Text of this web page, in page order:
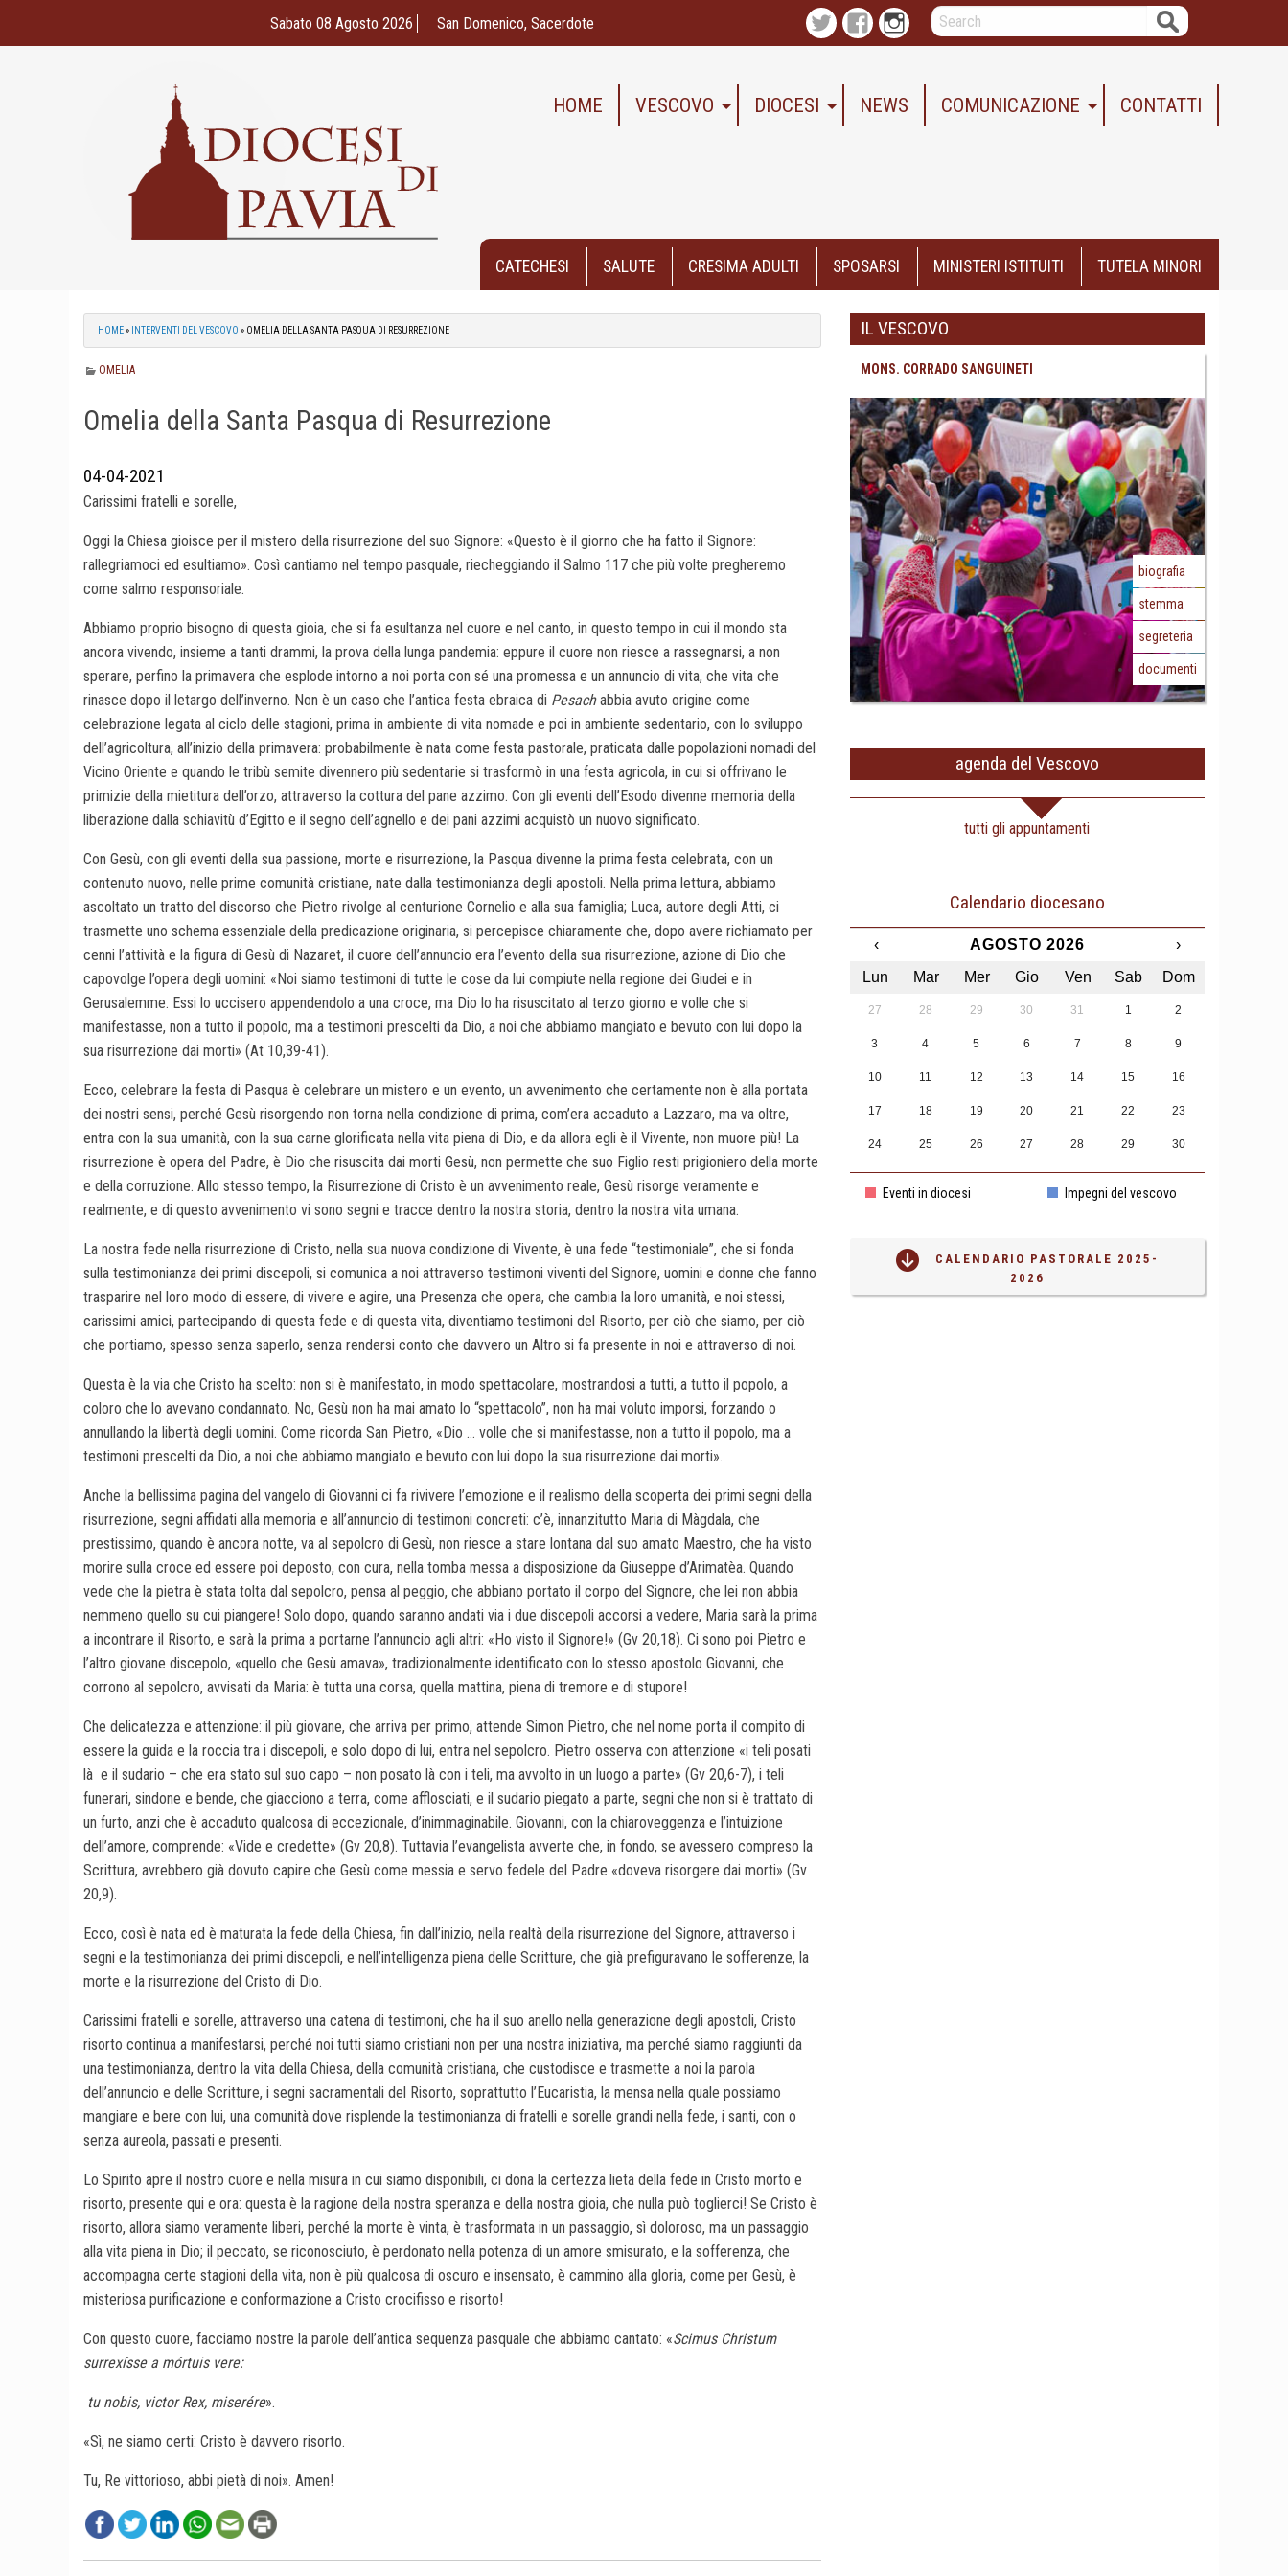
Sabato 08 Agosto 2026 San Domenico, Sacerdote TwitterFacebookInstagram Search
HOME VESCOVO DIOCESI NEWS COMUNICAZIONE CONTATTI
CATECHESI SALUTE CRESIMA ADULTI SPOSARSI MINISTERI ISTITUITI TUTELA MINORI
HOME» INTERVENTI DEL VESCOVO » OMELIA DELLA SANTA PASQUA DI RESURREZIONE
OMELIA
Omelia della Santa Pasqua di Resurrezione
04-04-2021
Carissimi fratelli e sorelle,
Oggi la Chiesa gioisce per il mistero della risurrezione del suo Signore: «Questo è il giorno che ha fatto il Signore:
rallegriamoci ed esultiamo». Così cantiamo nel tempo pasquale, riecheggiando il Salmo 117 che più volte pregheremo
come salmo responsoriale.
Abbiamo proprio bisogno di questa gioia, che si fa esultanza nel cuore e nel canto, in questo tempo in cui il mondo sta
ancora vivendo, insieme a tanti drammi, la prova della lunga pandemia: eppure il cuore non riesce a rassegnarsi, a non
sperare, perfino la primavera che esplode intorno a noi porta con sé una promessa e un annuncio di vita, che vita che
rinasce dopo il letargo dell’inverno. Non è un caso che l’antica festa ebraica di Pesachabbia avuto origine come
celebrazione legata al ciclo delle stagioni, prima in ambiente di vita nomade e poi in ambiente sedentario, con lo sviluppo
dell’agricoltura, all’inizio della primavera: probabilmente è nata come festa pastorale, praticata dalle popolazioni nomadi del
Vicino Oriente e quando le tribù semite divennero più sedentarie si trasformò in una festa agricola, in cui si offrivano le
primizie della mietitura dell’orzo, attraverso la cottura del pane azzimo. Con gli eventi dell’Esodo divenne memoria della
liberazione dalla schiavitù d’Egitto e il segno dell’agnello e dei pani azzimi acquistò un nuovo significato.
Con Gesù, con gli eventi della sua passione, morte e risurrezione, la Pasqua divenne la prima festa celebrata, con un
contenuto nuovo, nelle prime comunità cristiane, nate dalla testimonianza degli apostoli. Nella prima lettura, abbiamo
ascoltato un tratto del discorso che Pietro rivolge al centurione Cornelio e alla sua famiglia; Luca, autore degli Atti, ci
trasmette uno schema essenziale della predicazione originaria, si percepisce chiaramente che, dopo avere richiamato per
cenni l’attività e la figura di Gesù di Nazaret, il cuore dell’annuncio era l’evento della sua risurrezione, azione di Dio che
capovolge l’opera degli uomini: «Noi siamo testimoni di tutte le cose da lui compiute nella regione dei Giudei e in
Gerusalemme. Essi lo uccisero appendendolo a una croce, ma Dio lo ha risuscitato al terzo giorno e volle che si
manifestasse, non a tutto il popolo, ma a testimoni prescelti da Dio, a noi che abbiamo mangiato e bevuto con lui dopo la
sua risurrezione dai morti» (At 10,39-41).
Ecco, celebrare la festa di Pasqua è celebrare un mistero e un evento, un avvenimento che certamente non è alla portata
dei nostri sensi, perché Gesù risorgendo non torna nella condizione di prima, com’era accaduto a Lazzaro, ma va oltre,
entra con la sua umanità, con la sua carne glorificata nella vita piena di Dio, e da allora egli è il Vivente, non muore più! La
risurrezione è opera del Padre, è Dio che risuscita dai morti Gesù, non permette che suo Figlio resti prigioniero della morte
e della corruzione. Allo stesso tempo, la Risurrezione di Cristo è un avvenimento reale, Gesù risorge veramente e
realmente, e di questo avvenimento vi sono segni e tracce dentro la nostra storia, dentro la nostra vita umana.
La nostra fede nella risurrezione di Cristo, nella sua nuova condizione di Vivente, è una fede “testimoniale”, che si fonda
sulla testimonianza dei primi discepoli, si comunica a noi attraverso testimoni viventi del Signore, uomini e donne che fanno
trasparire nel loro modo di essere, di vivere e agire, una Presenza che opera, che cambia la loro umanità, e noi stessi,
carissimi amici, partecipando di questa fede e di questa vita, diventiamo testimoni del Risorto, per ciò che siamo, per ciò
che portiamo, spesso senza saperlo, senza rendersi conto che davvero un Altro si fa presente in noi e attraverso di noi.
Questa è la via che Cristo ha scelto: non si è manifestato, in modo spettacolare, mostrandosi a tutti, a tutto il popolo, a
coloro che lo avevano condannato. No, Gesù non ha mai amato lo “spettacolo”, non ha mai voluto imporsi, forzando o
annullando la libertà degli uomini. Come ricorda San Pietro, «Dio … volle che si manifestasse, non a tutto il popolo, ma a
testimoni prescelti da Dio, a noi che abbiamo mangiato e bevuto con lui dopo la sua risurrezione dai morti».
Anche la bellissima pagina del vangelo di Giovanni ci fa rivivere l’emozione e il realismo della scoperta dei primi segni della
risurrezione, segni affidati alla memoria e all’annuncio di testimoni concreti: c’è, innanzitutto Maria di Màgdala, che
prestissimo, quando è ancora notte, va al sepolcro di Gesù, non riesce a stare lontana dal suo amato Maestro, che ha visto
morire sulla croce ed essere poi deposto, con cura, nella tomba messa a disposizione da Giuseppe d’Arimatèa. Quando
vede che la pietra è stata tolta dal sepolcro, pensa al peggio, che abbiano portato il corpo del Signore, che lei non abbia
nemmeno quello su cui piangere! Solo dopo, quando saranno andati via i due discepoli accorsi a vedere, Maria sarà la prima
a incontrare il Risorto, e sarà la prima a portarne l’annuncio agli altri: «Ho visto il Signore!» (Gv 20,18). Ci sono poi Pietro e
l’altro giovane discepolo, «quello che Gesù amava», tradizionalmente identificato con lo stesso apostolo Giovanni, che
corrono al sepolcro, avvisati da Maria: è tutta una corsa, quella mattina, piena di tremore e di stupore!
Che delicatezza e attenzione: il più giovane, che arriva per primo, attende Simon Pietro, che nel nome porta il compito di
essere la guida e la roccia tra i discepoli, e solo dopo di lui, entra nel sepolcro. Pietro osserva con attenzione «i teli posati
là e il sudario – che era stato sul suo capo – non posato là con i teli, ma avvolto in un luogo a parte» (Gv 20,6-7), i teli
funerari, sindone e bende, che giacciono a terra, come afflosciati, e il sudario piegato a parte, segni che non si è trattato di
un furto, anzi che è accaduto qualcosa di eccezionale, d’inimmaginabile. Giovanni, con la chiaroveggenza e l’intuizione
dell’amore, comprende: «Vide e credette» (Gv 20,8). Tuttavia l’evangelista avverte che, in fondo, se avessero compreso la
Scrittura, avrebbero già dovuto capire che Gesù come messia e servo fedele del Padre «doveva risorgere dai morti» (Gv
20,9).
Ecco, così è nata ed è maturata la fede della Chiesa, fin dall’inizio, nella realtà della risurrezione del Signore, attraverso i
segni e la testimonianza dei primi discepoli, e nell’intelligenza piena delle Scritture, che già prefiguravano le sofferenze, la
morte e la risurrezione del Cristo di Dio.
Carissimi fratelli e sorelle, attraverso una catena di testimoni, che ha il suo anello nella generazione degli apostoli, Cristo
risorto continua a manifestarsi, perché noi tutti siamo cristiani non per una nostra iniziativa, ma perché siamo raggiunti da
una testimonianza, dentro la vita della Chiesa, della comunità cristiana, che custodisce e trasmette a noi la parola
dell’annuncio e delle Scritture, i segni sacramentali del Risorto, soprattutto l’Eucaristia, la mensa nella quale possiamo
mangiare e bere con lui, una comunità dove risplende la testimonianza di fratelli e sorelle grandi nella fede, i santi, con o
senza aureola, passati e presenti.
Lo Spirito apre il nostro cuore e nella misura in cui siamo disponibili, ci dona la certezza lieta della fede in Cristo morto e
risorto, presente qui e ora: questa è la ragione della nostra speranza e della nostra gioia, che nulla può toglierci! Se Cristo è
risorto, allora siamo veramente liberi, perché la morte è vinta, è trasformata in un passaggio, sì doloroso, ma un passaggio
alla vita piena in Dio; il peccato, se riconosciuto, è perdonato nella potenza di un amore smisurato, e la sofferenza, che
accompagna certe stagioni della vita, non è più qualcosa di oscuro e insensato, è cammino alla gloria, come per Gesù, è
misteriosa purificazione e conformazione a Cristo crocifisso e risorto!
Con questo cuore, facciamo nostre la parole dell’antica sequenza pasquale che abbiamo cantato: «Scimus Christum
surrexísse a mórtuis vere:
tu nobis, victor Rex, miserére».
«Sì, ne siamo certi: Cristo è davvero risorto.
Tu, Re vittorioso, abbi pietà di noi». Amen!
IL VESCOVO
MONS. CORRADO SANGUINETI
biografia
stemma
segreteria
documenti
agenda del Vescovo
tutti gli appuntamenti
Calendario diocesano
‹ AGOSTO 2026
›
Lun
Mar Mer Gio Ven Sab Dom
27 28 29 30 31 1 2
3 4 5 6 7 8 9
10 11 12 13 14 15 16
17 18 19 20 21 22 23
24 25 26 27 28 29 30
31 1 2 3 4 5 6
Eventi in diocesi Impegni del vescovo
CALENDARIO PASTORALE 2025-
2026